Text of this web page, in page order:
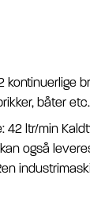
båter etc.
42 ltr/min
også